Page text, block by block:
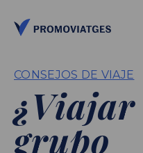
CONSEJOS DE VIAJE
¿Viajar
grupo